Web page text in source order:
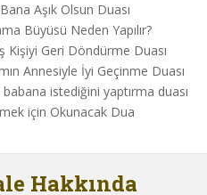
Aşık Olsun Duası
Büyüsü Neden Yapılır?
Kişiyi Geri Döndürme Duası
Annesiyle İyi Geçinme Duası
babana istediğini yaptırma duası
için Okunacak Dua
Hakkında